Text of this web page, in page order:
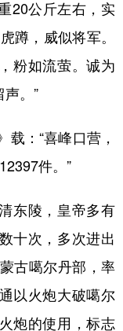
20公斤左右，实
蹲，威似将军。
粉如流萤。诚为
。”
：“喜峰口营，
件。”
东陵，皇帝多有
十次，多次进出
古噶尔丹部，率
以火炮大破噶尔
炮的使用，标志